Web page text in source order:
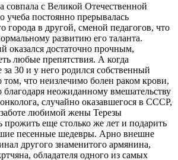
совпала с Великой Отечественной
учеба постоянно прерывалась
города в другой, сменой педагогов, что
развитию его таланта.
оказался достаточно прочным,
любые препятствия. А когда
30 и у него родился собственный
том, что неизлечимо болен раком крови,
неожиданному вмешательству
случайно оказавшегося в СССР,
любимой жены Терезы
прожить еще столько же лет и подарить
песенные шедевры. Арно внешне
другого знаменитого армянина,
обладателя одного из самых